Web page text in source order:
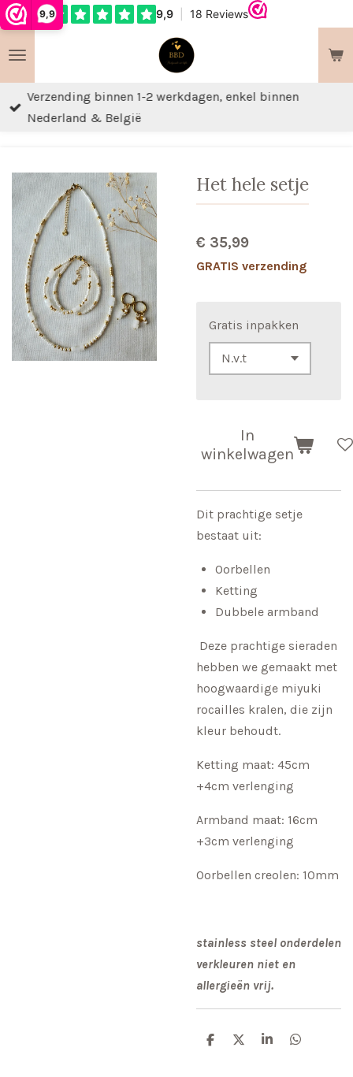
9,9
Ga
naar
de
hoofdinhoud
Verzending binnen 1-2 werkdagen, enkel binnen
Nederland & België
Het hele setje
€ 35,99
GRATIS verzending
Gratis inpakken
In
winkelwagen
Dit prachtige setje
bestaat uit:
Oorbellen
Ketting
Dubbele armband
Deze prachtige sieraden
hebben we gemaakt met
hoogwaardige miyuki
rocailles kralen, die zijn
kleur behoudt.
Ketting maat: 45cm
+4cm verlenging
Armband maat: 16cm
+3cm verlenging
Oorbellen creolen: 10mm
stainless steel onderdelen
verkleuren niet en
allergieën vrij.
D
D
S
D